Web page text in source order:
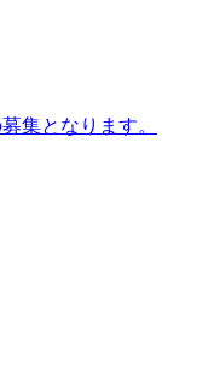
集となります。